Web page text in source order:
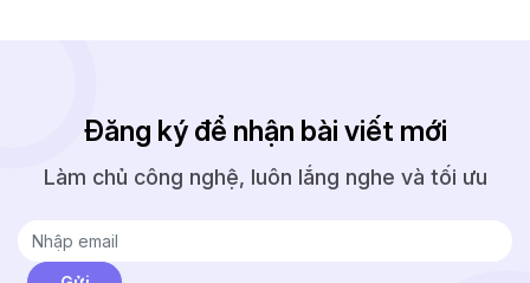
Đăng ký để nhận bài viết mới
Làm chủ công nghệ, luôn lắng nghe và tối ưu